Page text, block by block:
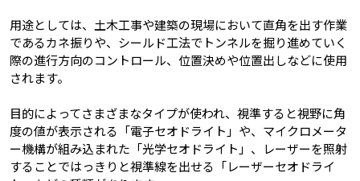
用途としては、土木工事や建築の現場において直角を出す作業
であるカネ振りや、シールド工法でトンネルを掘り進めていく
際の進行方向のコントロール、位置決めや位置出しなどに使用
されます。
目的によってさまざまなタイプが使われ、視準すると視野に角
度の値が表示される「電子セオドライト」や、マイクロメータ
ー機構が組み込まれた「光学セオドライト」、レーザーを照射
することではっきりと視準線を出せる「レーザーセオドライ